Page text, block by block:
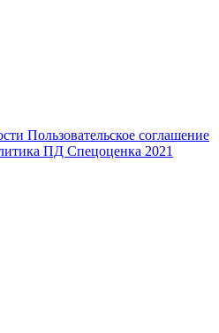
Пользовательское соглашение
ПД Спецоценка 2021